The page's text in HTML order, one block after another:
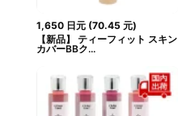
1,650 日元(70.45 元)
【新品】 ティーフィット スキン
カバーBBク...